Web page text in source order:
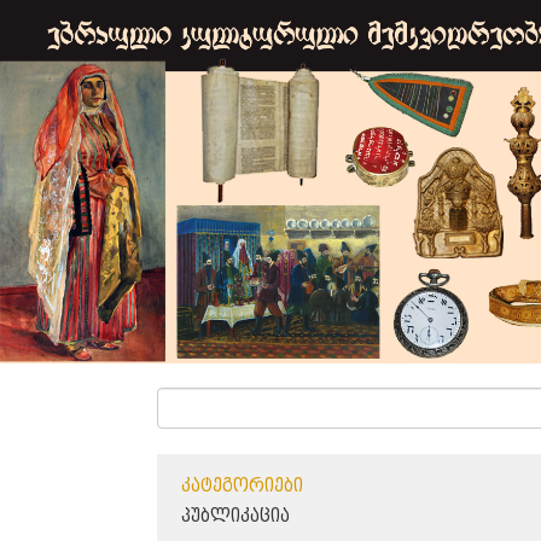
ᲙᲐᲢᲔᲒᲝᲠᲘᲔᲑᲘ
ᲞᲣᲑᲚᲘᲙᲐᲪᲘᲐ